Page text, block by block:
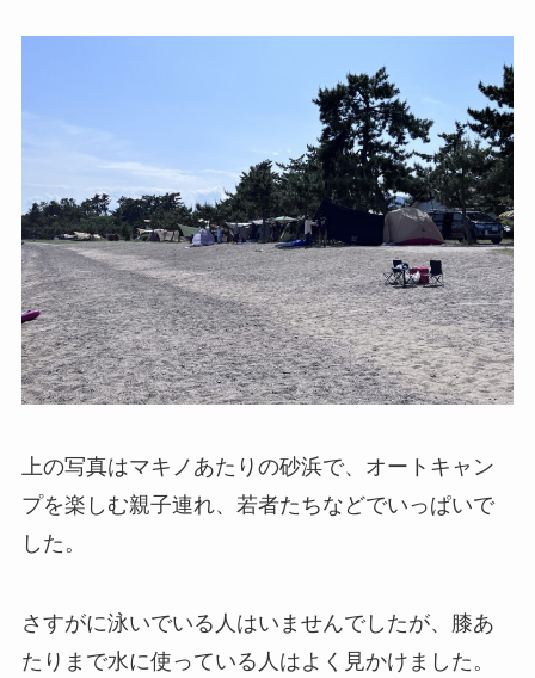
上の写真はマキノあたりの砂浜で、オートキャン
プを楽しむ親子連れ、若者たちなどでいっぱいで
した。
さすがに泳いでいる人はいませんでしたが、膝あ
たりまで水に使っている人はよく見かけました。